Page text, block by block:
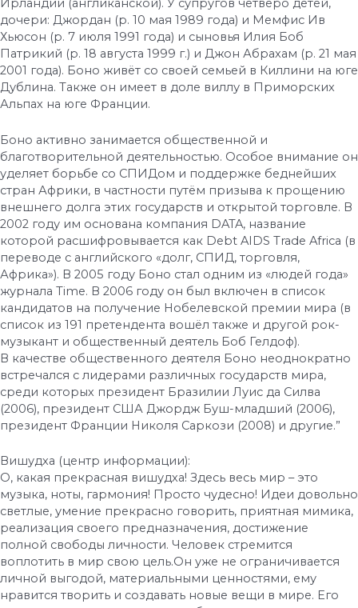
Ирландии (англиканской). У супругов четверо детей,
дочери: Джордан (р. 10 мая 1989 года) и Мемфис Ив
Хьюсон (р. 7 июля 1991 года) и сыновья Илия Боб
Патрикий (р. 18 августа 1999 г.) и Джон Абрахам (р. 21 мая
2001 года). Боно живёт со своей семьей в Киллини на юге
Дублина. Также он имеет в доле виллу в Приморских
Альпах на юге Франции.
Боно активно занимается общественной и
благотворительной деятельностью. Особое внимание он
уделяет борьбе со СПИДом и поддержке беднейших
стран Африки, в частности путём призыва к прощению
внешнего долга этих государств и открытой торговле. В
2002 году им основана компания DATA, название
которой расшифровывается как Debt AIDS Trade Africa (в
переводе с английского «долг, СПИД, торговля,
Африка»). В 2005 году Боно стал одним из «людей года»
журнала Time. В 2006 году он был включен в список
кандидатов на получение Нобелевской премии мира (в
список из 191 претендента вошёл также и другой рок-
музыкант и общественный деятель Боб Гелдоф).
В качестве общественного деятеля Боно неоднократно
встречался с лидерами различных государств мира,
среди которых президент Бразилии Луис да Силва
(2006), президент США Джордж Буш-младший (2006),
президент Франции Николя Саркози (2008) и другие.”
Вишудха (центр информации):
О, какая прекрасная вишудха! Здесь весь мир – это
музыка, ноты, гармония! Просто чудесно! Идеи довольно
светлые, умение прекрасно говорить, приятная мимика,
реализация своего предназначения, достижение
полной свободы личности. Человек стремится
воплотить в мир свою цель.Он уже не ограничивается
личной выгодой, материальными ценностями, ему
нравится творить и создавать новые вещи в мире. Его